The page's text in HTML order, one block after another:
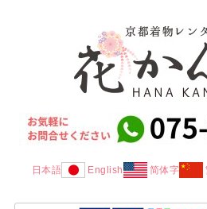
日本語 English 简体字